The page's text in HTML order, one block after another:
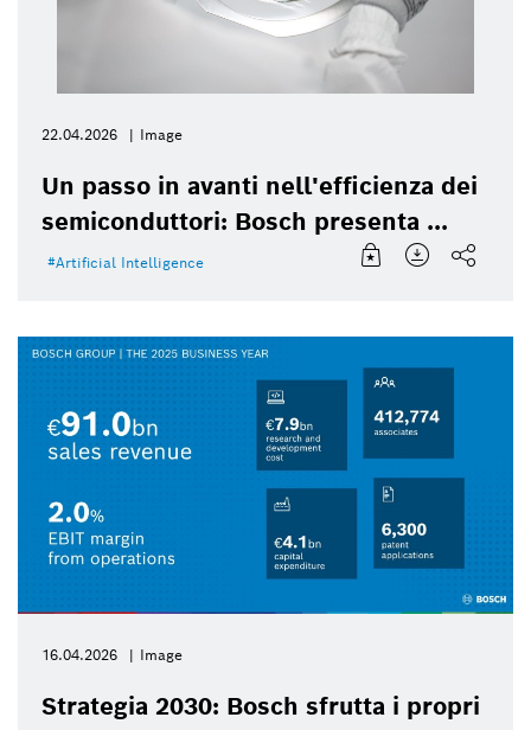
22.04.2026 Image
Un passo in avanti nell'efficienza dei
semiconduttori: Bosch presenta ...
Artificial Intelligence
16.04.2026 Image
Strategia 2030: Bosch sfrutta i propri